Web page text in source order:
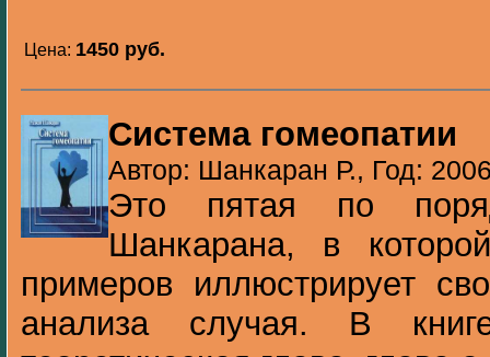
Цена: 1450 pуб.
Система гомеопатии
Автор: Шанкаран Р., Год:
Это пятая по
Шанкарана, в
примеров иллюстрирует
анализа случая. В